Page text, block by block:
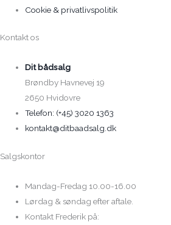
Cookie & privatlivspolitik
Kontakt os
Dit bådsalg
Brøndby Havnevej 19
2650 Hvidovre
Telefon: (+45) 3020 1363
kontakt@ditbaadsalg.dk
Salgskontor
Mandag-Fredag 10.00-16.00
Lørdag & søndag efter aftale.
Kontakt Frederik på: